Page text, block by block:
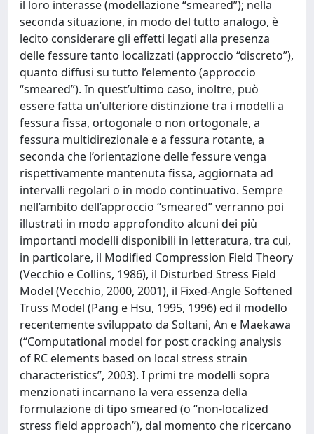
il loro interasse (modellazione “smeared”); nella
seconda situazione, in modo del tutto analogo, è
lecito considerare gli effetti legati alla presenza
delle fessure tanto localizzati (approccio “discreto”),
quanto diffusi su tutto l’elemento (approccio
“smeared”). In quest’ultimo caso, inoltre, può
essere fatta un’ulteriore distinzione tra i modelli a
fessura fissa, ortogonale o non ortogonale, a
fessura multidirezionale e a fessura rotante, a
seconda che l’orientazione delle fessure venga
rispettivamente mantenuta fissa, aggiornata ad
intervalli regolari o in modo continuativo. Sempre
nell’ambito dell’approccio “smeared” verranno poi
illustrati in modo approfondito alcuni dei più
importanti modelli disponibili in letteratura, tra cui,
in particolare, il Modified Compression Field Theory
(Vecchio e Collins, 1986), il Disturbed Stress Field
Model (Vecchio, 2000, 2001), il Fixed-Angle Softened
Truss Model (Pang e Hsu, 1995, 1996) ed il modello
recentemente sviluppato da Soltani, An e Maekawa
(“Computational model for post cracking analysis
of RC elements based on local stress strain
characteristics”, 2003). I primi tre modelli sopra
menzionati incarnano la vera essenza della
formulazione di tipo smeared (o “non-localized
stress field approach”), dal momento che ricercano